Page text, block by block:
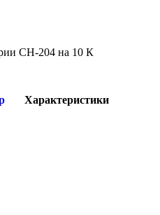
CH-204 на 10 К
Характеристики